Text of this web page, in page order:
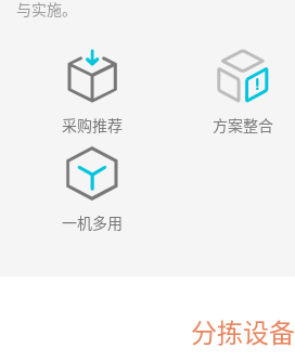
与实施。
采购推荐 方案整合
一机多用
分拣设备